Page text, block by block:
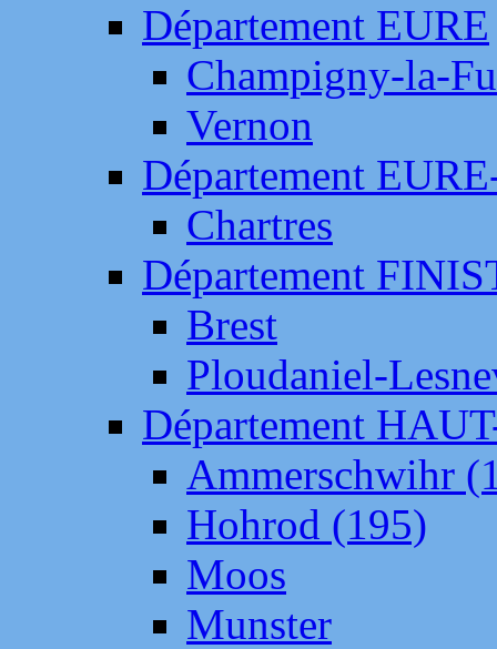
Département EURE
Champigny-la-
Vernon
Département
Chartres
Département
Brest
Ploudaniel-
Département
Ammerschwihr
Hohrod (195)
Moos
Munster